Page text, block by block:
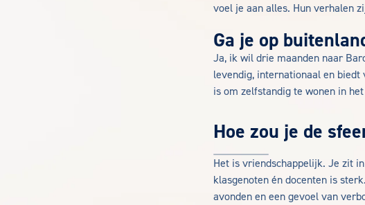
voel je aan alles. Hun verhalen
Ga je op
Ja, ik wil drie maanden naar
levendig, internationaal en
is om zelfstandig te wonen in
Hoe zou je de
Het is vriendschappelijk. Je zit
klasgenoten én docenten is
avonden en een gevoel van